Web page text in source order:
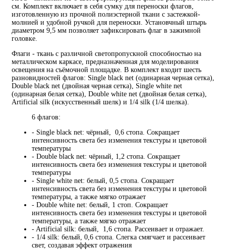
см. Комплект включает в себя сумку для переноски флагов,
изготовленную из прочной полиэстерной ткани с застежкой-
молнией и удобной ручкой для переноски. Установчный штырь
диаметром 9,5 мм позволяет зафиксировать флаг в зажимной
головке.
Флаги - ткань с различной светопропускной способностью на
металлическом каркасе, предназначенная для моделирования
освещения на съёмочной площадке. В комплект входит шесть
разновидностей флагов: Single black net (одинарная черная сетка),
Double black net (двойная черная сетка), Single white net
(одинарная белая сетка), Double white net (двойная белая сетка),
Artificial silk (искусственный шелк) и 1/4 silk (1/4 шелка).
6 флагов:
- Single black net: чёрный, 0,6 стопа. Сокращает
интенсивность света без изменения текстуры и цветовой
температуры
- Double black net: чёрный, 1,2 стопа. Сокращает
интенсивность света без изменения текстуры и цветовой
температуры
- Single white net: белый, 0,5 стопа. Сокращает
интенсивность света без изменения текстуры и цветовой
температуры, а также мягко отражает
- Double white net: белый, 1 стоп. Сокращает
интенсивность света без изменения текстуры и цветовой
температуры, а также мягко отражает
- Artificial silk: белый, 1,6 стопа. Рассеивает и отражает.
- 1/4 silk: белый, 0,6 стопа. Слегка смягчает и рассеивает
свет, создавая эффект отражения